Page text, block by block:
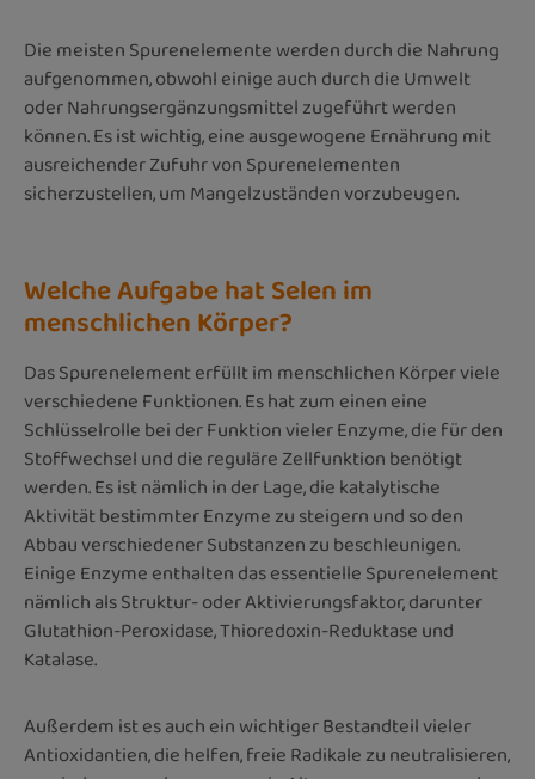
Die meisten Spurenelemente werden durch die Nahrung
aufgenommen, obwohl einige auch durch die Umwelt
oder Nahrungsergänzungsmittel zugeführt werden
können. Es ist wichtig, eine ausgewogene Ernährung mit
ausreichender Zufuhr von Spurenelementen
sicherzustellen, um Mangelzuständen vorzubeugen.
Welche Aufgabe hat Selen im
menschlichen Körper?
Das Spurenelement erfüllt im menschlichen Körper viele
verschiedene Funktionen. Es hat zum einen eine
Schlüsselrolle bei der Funktion vieler Enzyme, die für den
Stoffwechsel und die reguläre Zellfunktion benötigt
werden. Es ist nämlich in der Lage, die katalytische
Aktivität bestimmter Enzyme zu steigern und so den
Abbau verschiedener Substanzen zu beschleunigen.
Einige Enzyme enthalten das essentielle Spurenelement
nämlich als Struktur- oder Aktivierungsfaktor, darunter
Glutathion-Peroxidase, Thioredoxin-Reduktase und
Katalase.
Außerdem ist es auch ein wichtiger Bestandteil vieler
Antioxidantien, die helfen, freie Radikale zu neutralisieren,